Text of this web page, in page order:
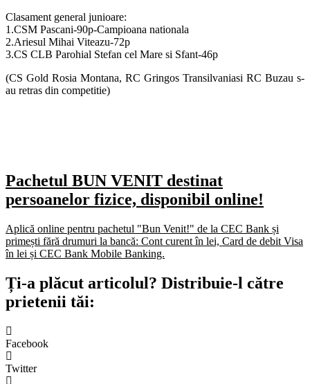
Clasament general junioare:
1.CSM Pascani-90p-Campioana nationala
2.Ariesul Mihai Viteazu-72p
3.CS CLB Parohial Stefan cel Mare si Sfant-46p
(CS Gold Rosia Montana, RC Gringos Transilvaniasi RC Buzau s-
au retras din competitie)
Pachetul BUN VENIT destinat
persoanelor fizice, disponibil online!
Aplică online pentru pachetul "Bun Venit!" de la CEC Bank și
primești fără drumuri la bancă: Cont curent în lei, Card de debit Visa
în lei și CEC Bank Mobile Banking.​
Ți-a plăcut articolul? Distribuie-l către
prietenii tăi:
Facebook
Twitter